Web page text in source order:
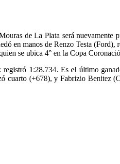
de La Plata será
en manos de Renzo Testa
se ubica 4° en la Copa
1:28.734. Es el último
(+678), y Fabrizio Benitez